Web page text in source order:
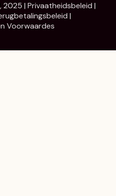
2025 | Privaatheidsbeleid |
|
Voorwaardes